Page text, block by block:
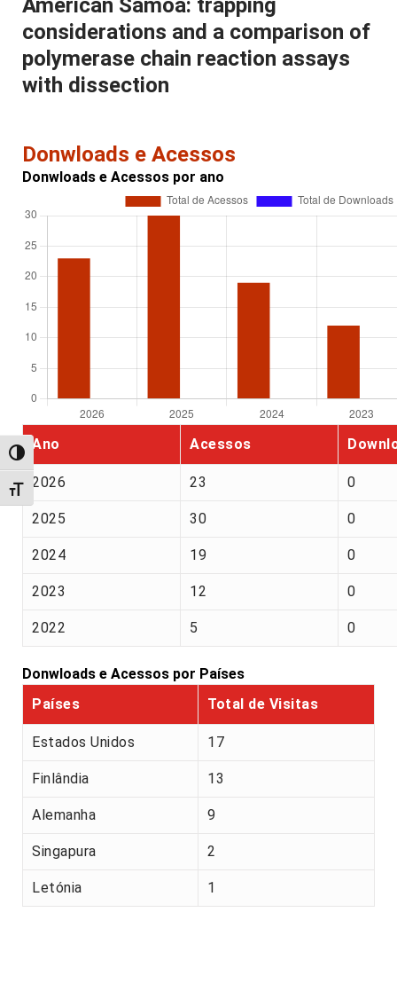
Alternar alto contraste
Alternar tamanho da fonte
American Samoa: trapping
considerations and a comparison of
polymerase chain reaction assays
with dissection
Donwloads e Acessos
Donwloads e Acessos por ano
Ano Acessos
2026 23 0
2025 30 0
2024 19 0
2023 12 0
2022 5 0
Donwloads e Acessos por Países
Países
Total de Visitas
Estados Unidos 17
Finlândia 13
Alemanha 9
Singapura 2
Letónia 1